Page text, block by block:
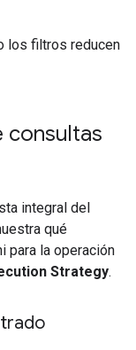
los filtros reducen
consultas
integral del
qué
para la operación
Strategy.